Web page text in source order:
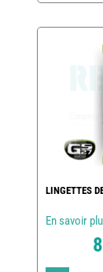
LINGETTES
En savoir